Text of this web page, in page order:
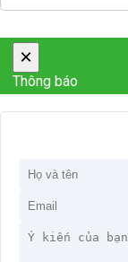
×
Thông báo